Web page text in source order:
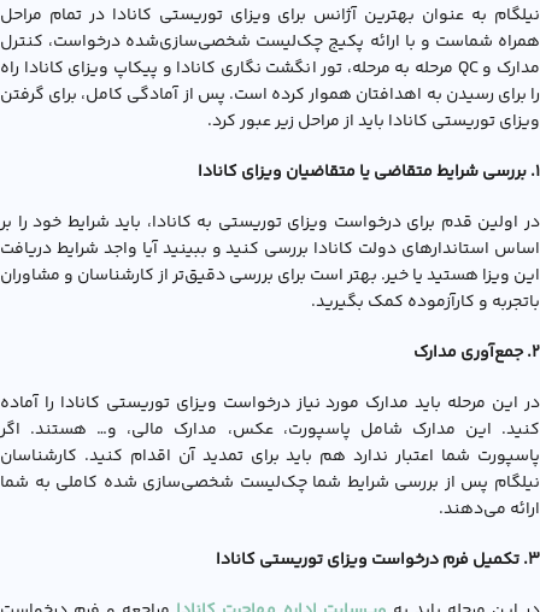
نیلگام به عنوان بهترین آژانس برای ویزای توریستی کانادا در تمام مراحل
همراه شماست و با ارائه پکیج چک‌لیست شخصی‌سازی‌شده درخواست، کنترل
مدارک و QC مرحله به مرحله، تور انگشت نگاری کانادا و پیکاپ ویزای کانادا راه
را برای رسیدن به اهدافتان هموار کرده است. پس از آمادگی کامل، برای گرفتن
ويزاي توريستي کانادا باید از مراحل زیر عبور کرد.
1. بررسی شرایط متقاضی یا متقاضیان ویزای کانادا
در اولین قدم برای درخواست ویزای توریستی به کانادا، باید شرایط خود را بر
اساس استاندارهای دولت کانادا بررسی کنید و ببینید آیا واجد شرایط دریافت
این ویزا هستید یا خیر. بهتر است برای بررسی دقیق‌تر از کارشناسان و مشاوران
باتجربه و کارآزموده کمک بگیرید.
۲. جمع‌آوری مدارک
در این مرحله باید مدارک مورد نیاز درخواست ويزاي توريستي کانادا را آماده
کنید. این مدارک شامل پاسپورت، عکس، مدارک مالی، و… هستند. اگر
پاسپورت شما اعتبار ندارد هم باید برای تمدید آن اقدام کنید. کارشناسان
نیلگام پس از بررسی شرایط شما چک‌لیست شخصی‌سازی شده کاملی به شما
ارائه می‌دهند.
۳. تکمیل فرم درخواست ویزای توریستی کانادا